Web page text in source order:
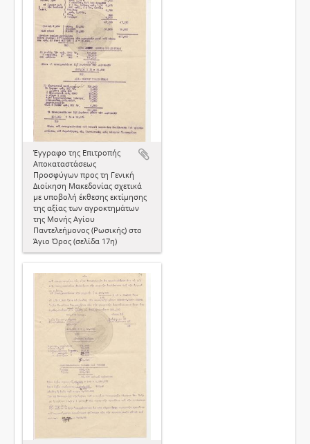
Έγγραφο της Επιτροπής
Αποκαταστάσεως
Προσφύγων προς τη Γενική
Διοίκηση Μακεδονίας σχετικά
με υποβολή έκθεσης εκτίμησης
της αξίας των αγροκτημάτων
της Μονής Αγίου
Παντελεήμονος (Ρωσικής) στο
Άγιο Όρος (σελίδα 17η)